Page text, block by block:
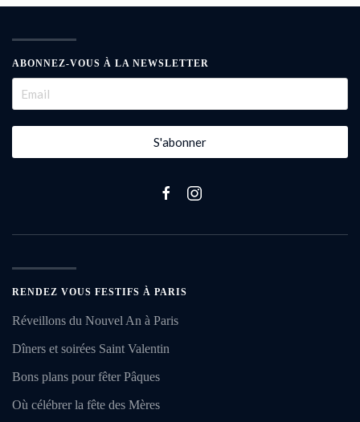
ABONNEZ-VOUS À LA NEWSLETTER
S'abonner
RENDEZ VOUS FESTIFS À PARIS
Réveillons du Nouvel An à Paris
Dîners et soirées Saint Valentin
Bons plans pour fêter Pâques
Où célébrer la fête des Mères